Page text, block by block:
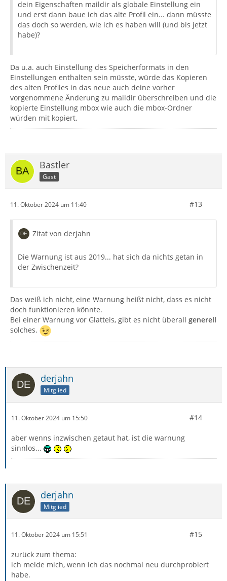
dein Eigenschaften maildir als globale Einstellung ein
und erst dann baue ich das alte Profil ein... dann müsste
das doch so werden, wie ich es haben will (und bis jetzt
habe)?
Da u.a. auch Einstellung des Speicherformats in den
Einstellungen enthalten sein müsste, würde das Kopieren
des alten Profiles in das neue auch deine vorher
vorgenommene Änderung zu maildir überschreiben und die
kopierte Einstellung mbox wie auch die mbox-Ordner
würden mit kopiert.
Bastler
Gast
11. Oktober 2024 um 11:40 #13
Zitat von derjahn
Die Warnung ist aus 2019... hat sich da nichts getan in
der Zwischenzeit?
Das weiß ich nicht, eine Warnung heißt nicht, dass es nicht
doch funktionieren könnte.
Bei einer Warnung vor Glatteis, gibt es nicht überall generell
solches.
derjahn
Mitglied
11. Oktober 2024 um 15:50 #14
aber wenns inzwischen getaut hat, ist die warnung
sinnlos...
derjahn
Mitglied
11. Oktober 2024 um 15:51 #15
zurück zum thema:
ich melde mich, wenn ich das nochmal neu durchprobiert
habe.